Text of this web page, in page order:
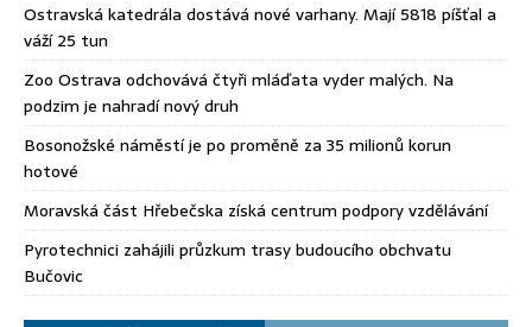
Ostravská katedrála dostává nové varhany. Mají 5818 píšťal a
váží 25 tun
Zoo Ostrava odchovává čtyři mláďata vyder malých. Na
podzim je nahradí nový druh
Bosonožské náměstí je po proměně za 35 milionů korun
hotové
Moravská část Hřebečska získá centrum podpory vzdělávání
Pyrotechnici zahájili průzkum trasy budoucího obchvatu
Bučovic